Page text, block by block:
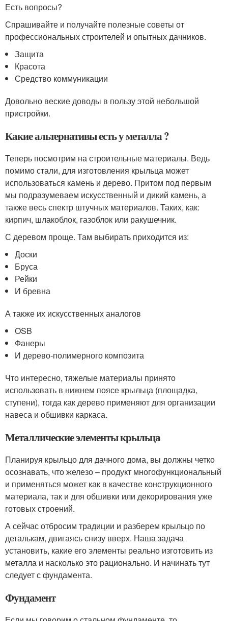
Есть вопросы?
Спрашивайте и получайте полезные советы от
профессиональных строителей и опытных дачников.
Защита
Красота
Средство коммуникации
Довольно веские доводы в пользу этой небольшой
пристройки.
Какие альтернативы есть у металла ?
Теперь посмотрим на строительные материалы. Ведь
помимо стали, для изготовления крыльца может
использоваться камень и дерево. Притом под первым
мы подразумеваем искусственный и дикий камень, а
также весь спектр штучных материалов. Таких, как:
кирпич, шлакоблок, газоблок или ракушечник.
С деревом проще. Там выбирать приходится из:
Доски
Бруса
Рейки
И бревна
А также их искусственных аналогов
OSB
Фанеры
И дерево-полимерного композита
Что интересно, тяжелые материалы принято
использовать в нижнем поясе крыльца (площадка,
ступени), тогда как дерево применяют для организации
навеса и обшивки каркаса.
Металлические элементы крыльца
Планируя крыльцо для дачного дома, вы должны четко
осознавать, что железо – продукт многофункциональный
и применяться может как в качестве конструкционного
материала, так и для обшивки или декорирования уже
готовых строений.
А сейчас отбросим традиции и разберем крыльцо по
деталькам, двигаясь снизу вверх. Наша задача
установить, какие его элементы реально изготовить из
металла и насколько это рационально. И начинать тут
следует с фундамента.
Фундамент